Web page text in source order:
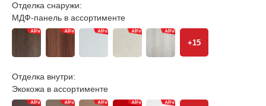
Отделка снаружи:
МДФ-панель в ассортименте
+15
Отделка внутри:
Экокожа в ассортименте